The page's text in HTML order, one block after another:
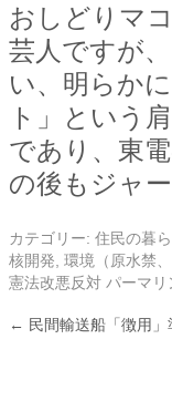
おしどりマ
芸人ですが
い、明らか
ト」という
であり、東
の後もジャ
カテゴリー: 住民の暮
核開発 環境（原水禁
憲法改悪反対 パーマリ
← 民間輸送船「徴用